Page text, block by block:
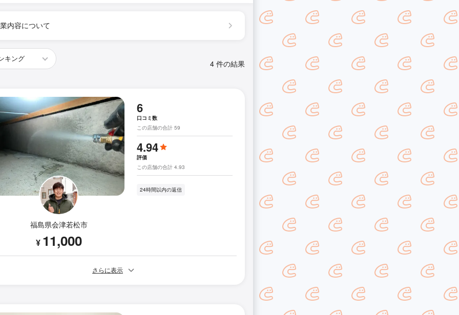
内容について
4 件の結果
福島県会津若松市
¥ 11,000
6
口コミ数
この店舗の合計 59
4.94
評価
この店舗の合計 4.93
24時間以内の返信
さらに表示